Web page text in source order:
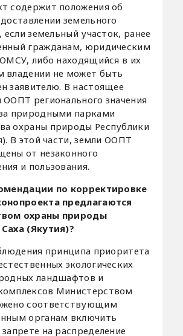
содержит положения об
земельного
если земельный участок, ранее
гражданам, юридическим
либо находящийся в их
владении не может быть
заявителю. В настоящее
регионального значения
природными парками
охраны природы Республики
В этой части, земли ООПТ
от незаконного
и пользования.
по корректировке
предлагаются
охраны природы
(Якутия)?
принципа приоритета
экологических
ландшафтов и
Министерством
соответствующим
органам включить
на распределение